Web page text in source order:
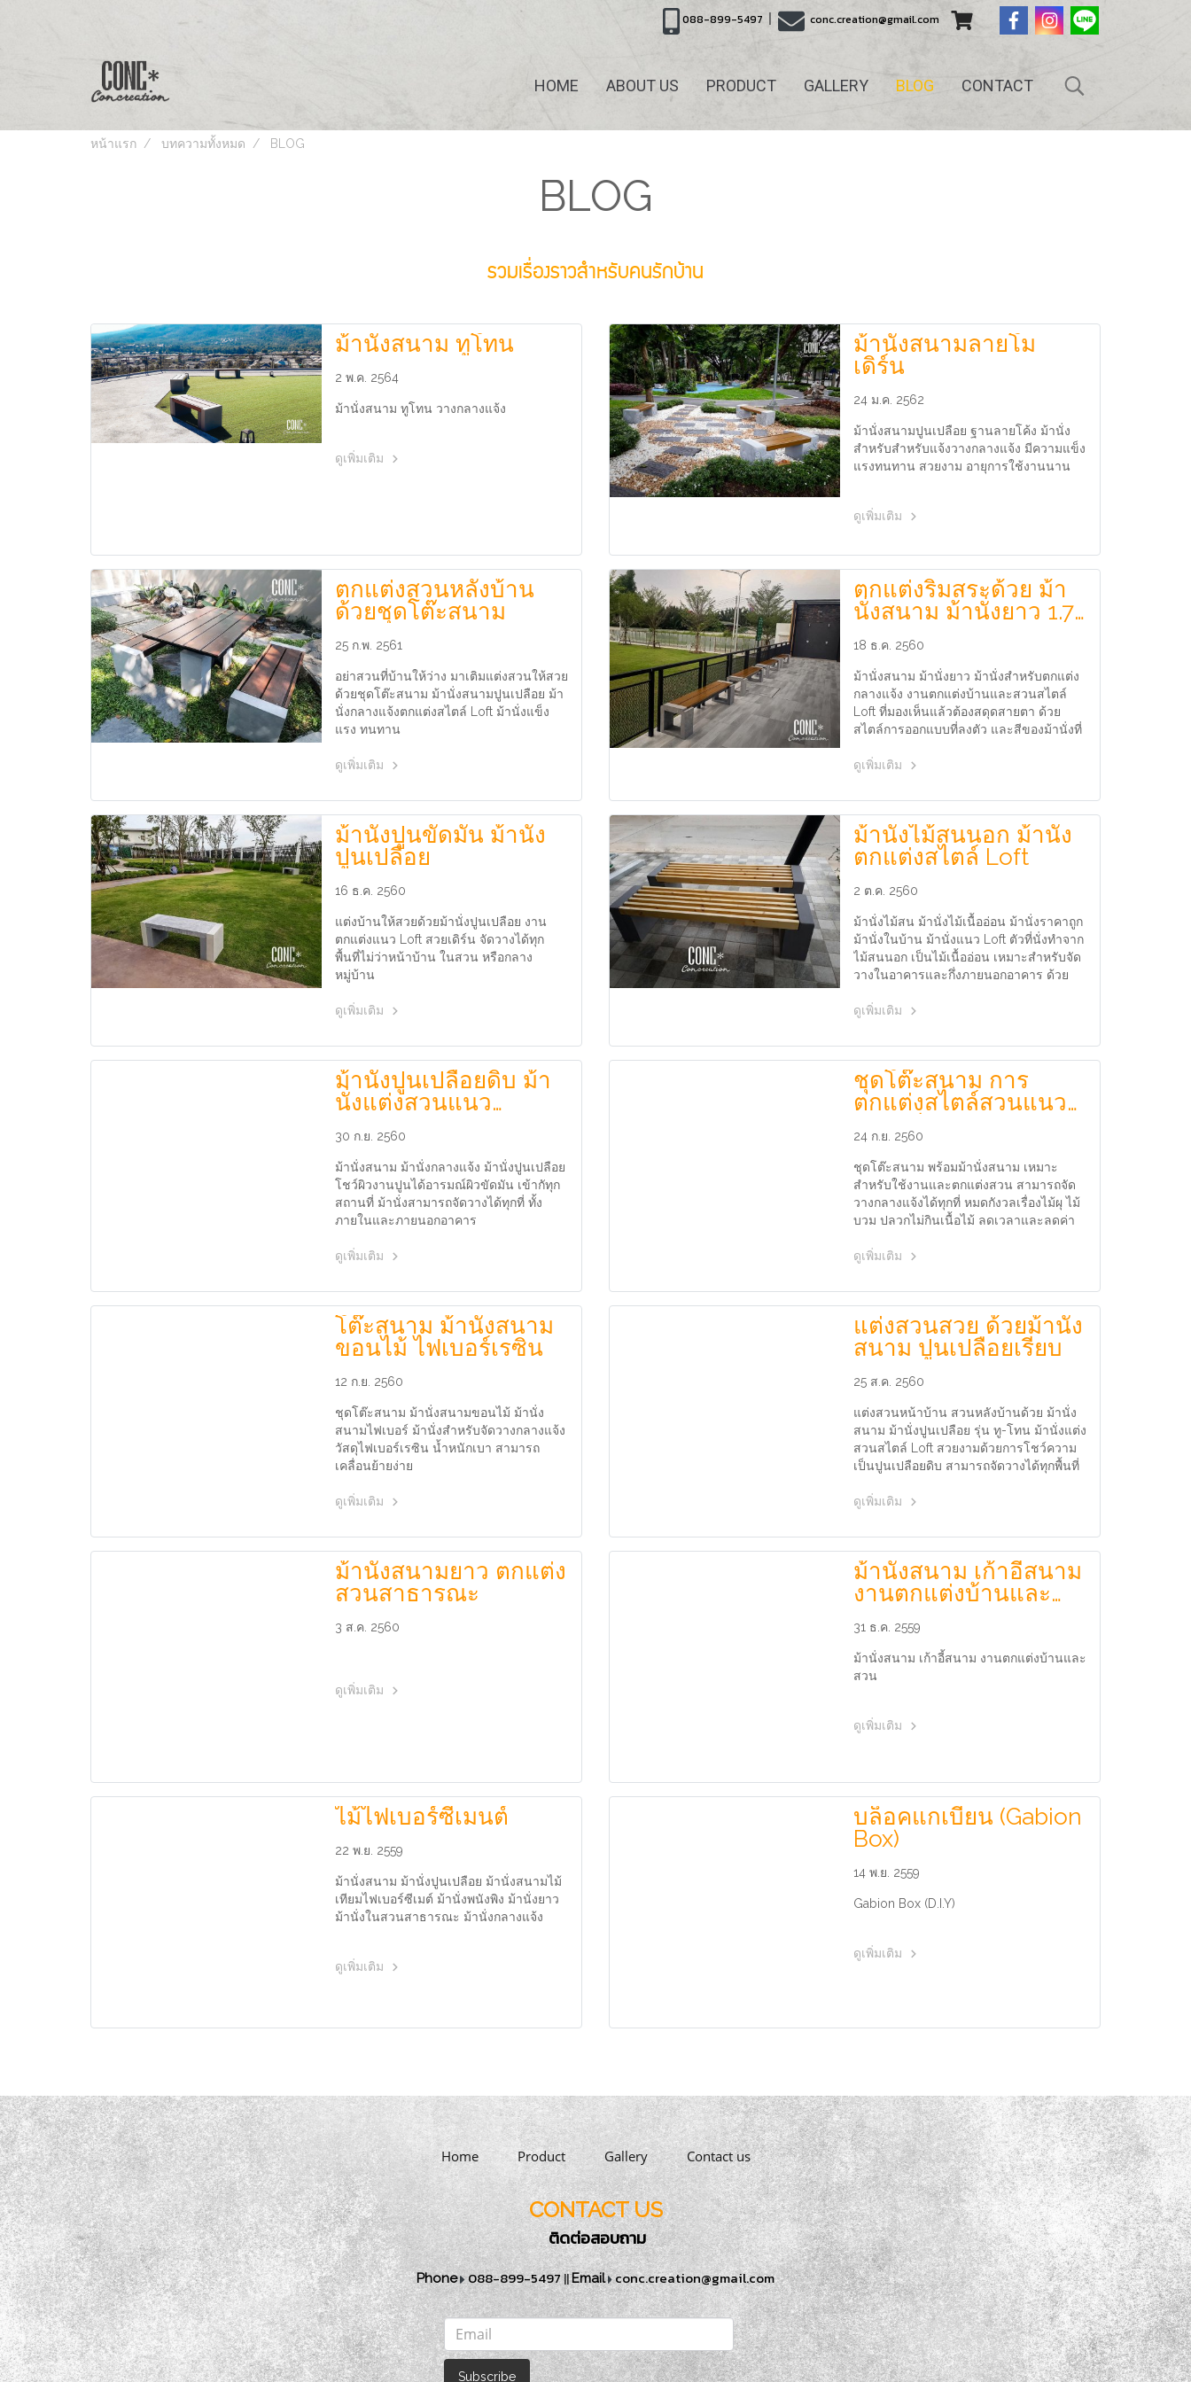
088-899-5497 | conc.creation@gmail.com
HOME ABOUT US PRODUCT GALLERY BLOG CONTACT
หน้าแรก บทความทั้งหมด BLOG
BLOG
รวมเรื่องราวสำหรับคนรักบ้าน
ม้านั่งสนาม ทูโทน
2 พ.ค. 2564
ม้านั่งสนาม ทูโทน วางกลางแจ้ง
ดูเพิ่มเติม
ม้านั่งสนามลายโม
เดิร์น
24 ม.ค. 2562
ม้านั่งสนามปูนเปลือย ฐานลายโค้ง ม้านั่ง
สำหรับสำหรับแจ้งวางกลางแจ้ง มีความแข็ง
แรงทนทาน สวยงาม อายุการใช้งานนาน
ดูเพิ่มเติม
ตกแต่งสวนหลังบ้าน
ด้วยชุดโต๊ะสนาม
25 ก.พ. 2561
อย่าสวนที่บ้านให้ว่าง มาเติมแต่งสวนให้สวย
ด้วยชุดโต๊ะสนาม ม้านั่งสนามปูนเปลือย ม้า
นั่งกลางแจ้งตกแต่งสไตล์ Loft ม้านั่งแข็ง
แรง ทนทาน
ดูเพิ่มเติม
ตกแต่งริมสระด้วย ม้า
นั่งสนาม ม้านั่งยาว 1.7
เมตร
18 ธ.ค. 2560
ม้านั่งสนาม ม้านั่งยาว ม้านั่งสำหรับตกแต่ง
กลางแจ้ง งานตกแต่งบ้านและสวนสไตล์
Loft ที่มองเห็นแล้วต้องสดุดสายตา ด้วย
สไตล์การออกแบบที่ลงตัว และสีของม้านั่งที่
ดูเพิ่มเติม
ม้านั่งปูนขัดมัน ม้านั่ง
ปูนเปลือย
16 ธ.ค. 2560
แต่งบ้านให้สวยด้วยม้านั่งปูนเปลือย งาน
ตกแต่งแนว Loft สวยเดิร์น จัดวางได้ทุก
พื้นที่ไม่ว่าหน้าบ้าน ในสวน หรือกลาง
หมู่บ้าน
ดูเพิ่มเติม
ม้านั่งไม้สนนอก ม้านั่ง
ตกแต่งสไตล์ Loft
2 ต.ค. 2560
ม้านั่งไม้สน ม้านั่งไม้เนื้ออ่อน ม้านั่งราคาถูก
ม้านั่งในบ้าน ม้านั่งแนว Loft ตัวที่นั่งทำจาก
ไม้สนนอก เป็นไม้เนื้ออ่อน เหมาะสำหรับจัด
วางในอาคารและกึ่งภายนอกอาคาร ด้วย
ชอบความเป็นธรรมชาติของไม้
ดูเพิ่มเติม
ม้านั่งปูนเปลือยดิบ ม้า
นั่งแต่งสวนแนว
Modern&Loft
30 ก.ย. 2560
ม้านั่งสนาม ม้านั่งกลางแจ้ง ม้านั่งปูนเปลือย
โชว์ผิวงานปูนได้อารมณ์ผิวขัดมัน เข้ากัทุก
สถานที่ ม้านั่งสามารถจัดวางได้ทุกที่ ทั้ง
ภายในและภายนอกอาคาร
ดูเพิ่มเติม
ชุดโต๊ะสนาม การ
ตกแต่งสไตล์สวนแนว
Loft เรียบง่ายอย่าง
ลงตัว
24 ก.ย. 2560
ชุดโต๊ะสนาม พร้อมม้านั่งสนาม เหมาะ
สำหรับใช้งานและตกแต่งสวน สามารถจัด
วางกลางแจ้งได้ทุกที่ หมดกังวลเรื่องไม้ผุ ไม้
บวม ปลวกไม่กินเนื้อไม้ ลดเวลาและลดค่า
ดูเพิ่มเติม
โต๊ะสนาม ม้านั่งสนาม
ขอนไม้ ไฟเบอร์เรซิน
12 ก.ย. 2560
ชุดโต๊ะสนาม ม้านั่งสนามขอนไม้ ม้านั่ง
สนามไฟเบอร์ ม้านั่งสำหรับจัดวางกลางแจ้ง
วัสดุไฟเบอร์เรซิน น้ำหนักเบา สามารถ
เคลื่อนย้ายง่าย
ดูเพิ่มเติม
แต่งสวนสวย ด้วยม้านั่ง
สนาม ปูนเปลือยเรียบ
25 ส.ค. 2560
แต่งสวนหน้าบ้าน สวนหลังบ้านด้วย ม้านั่ง
สนาม ม้านั่งปูนเปลือย รุ่น ทู-โทน ม้านั่งแต่ง
สวนสไตล์ Loft สวยงามด้วยการโชว์ความ
เป็นปูนเปลือยดิบ สามารถจัดวางได้ทุกพื้นที่
ดูเพิ่มเติม
ม้านั่งสนามยาว ตกแต่ง
สวนสาธารณะ
3 ส.ค. 2560
ดูเพิ่มเติม
ม้านั่งสนาม เก้าอี้สนาม
งานตกแต่งบ้านและ
31 ธ.ค. 2559
ม้านั่งสนาม เก้าอี้สนาม งานตกแต่งบ้านและ
สวน
ดูเพิ่มเติม
ไม้ไฟเบอร์ซีเมนต์
22 พ.ย. 2559
ม้านั่งสนาม ม้านั่งปูนเปลือย ม้านั่งสนามไม้
เทียมไฟเบอร์ซีเมต์ ม้านั่งพนังพิง ม้านั่งยาว
ม้านั่งในสวนสาธารณะ ม้านั่งกลางแจ้ง
ดูเพิ่มเติม
บล็อคแกเบี้ยน (Gabion
Box)
14 พ.ย. 2559
Gabion Box (D.I.Y)
ดูเพิ่มเติม
Home Product Gallery Contact us
CONTACT US
ติดต่อสอบถาม
Phone 088-899-5497||Email conc.creation@gmail.com
Subscribe